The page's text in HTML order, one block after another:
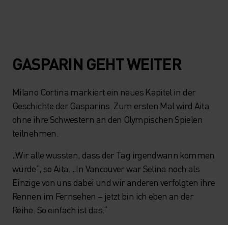
GASPARIN GEHT WEITER
Milano Cortina markiert ein neues Kapitel in der
Geschichte der Gasparins. Zum ersten Mal wird Aita
ohne ihre Schwestern an den Olympischen Spielen
teilnehmen.
„Wir alle wussten, dass der Tag irgendwann kommen
würde“, so Aita. „In Vancouver war Selina noch als
Einzige von uns dabei und wir anderen verfolgten ihre
Rennen im Fernsehen – jetzt bin ich eben an der
Reihe. So einfach ist das.“